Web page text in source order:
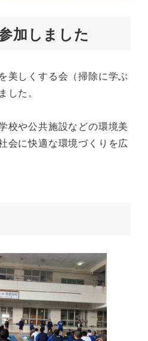
加しました
美しくする会（掃除に学ぶ
た。
校や公共施設などの環境美
会に快適な環境づくりを広